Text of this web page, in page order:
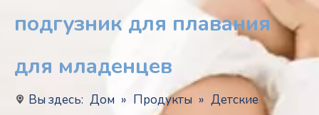
подгузник для плавания
для младенцев
Вы здесь: Дом » Продукты » Детские